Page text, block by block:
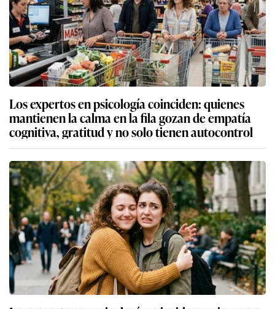
Los expertos en psicología coinciden: quienes
mantienen la calma en la fila gozan de empatía
cognitiva, gratitud y no solo tienen autocontrol